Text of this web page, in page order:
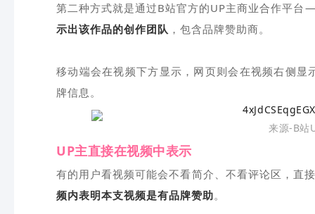
第二种方式就是通过B站官方的UP主商业合作平
示出该作品的创作团队 ，包含品牌赞助商。
移动端会在视频下方显示，网页则会在视频右侧
牌信息。
来源-B站
UP主直接在视频中表示
有的用户看视频可能会不看简介、不看评论区，直
频内表明本支视频是有品牌赞助。